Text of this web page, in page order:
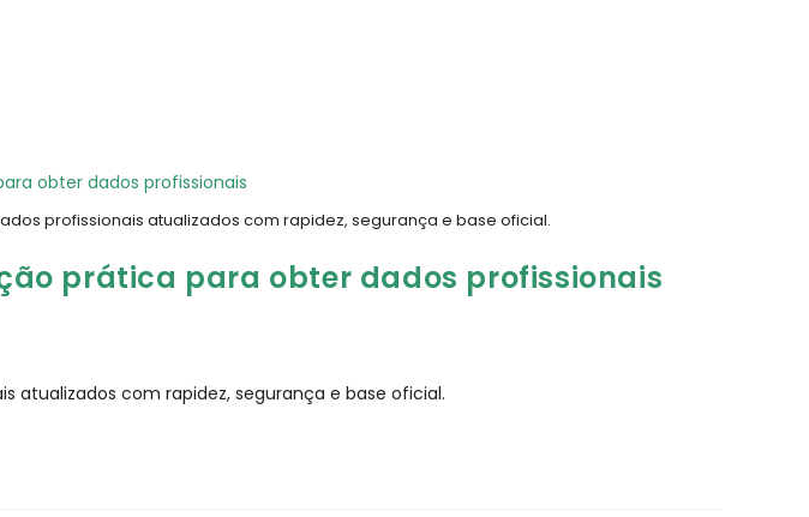
profissionais atualizados com rapidez, segurança e base oficial.
prática para obter dados profissionais
atualizados com rapidez, segurança e base oficial.